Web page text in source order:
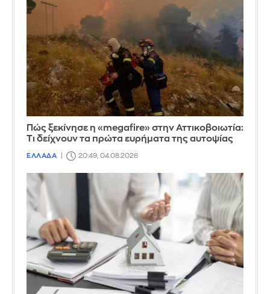
Πώς ξεκίνησε η «megafire» στην Αττικοβοιωτία:
Τι δείχνουν τα πρώτα ευρήματα της αυτοψίας
ΕΛΛΑΔΑ 20:49, 04.08.2026